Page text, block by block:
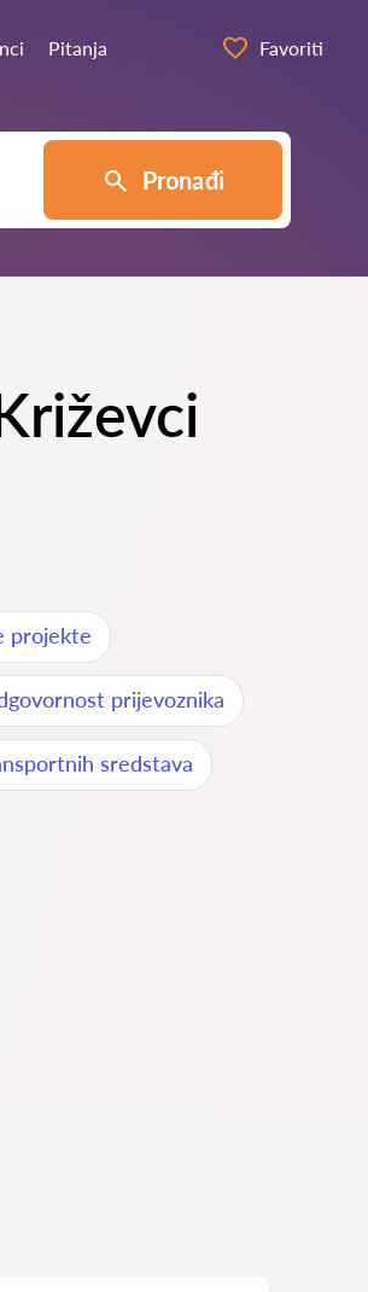
Pitanja Favoriti
Pronađi
projekte
prijevoznika
sredstava